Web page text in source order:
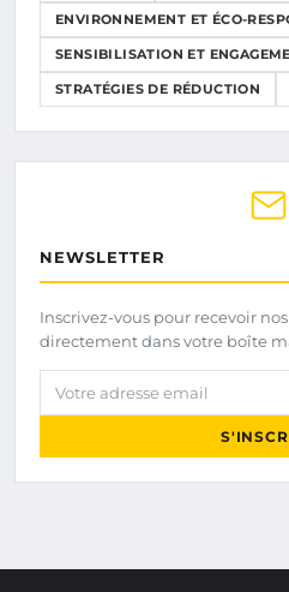
ENVIRONNEMENT ET ÉCO-
SENSIBILISATION ET
STRATÉGIES DE RÉDUCTION
NEWSLETTER
Inscrivez-vous pour recevoir
directement dans votre boîte
Votre adresse email